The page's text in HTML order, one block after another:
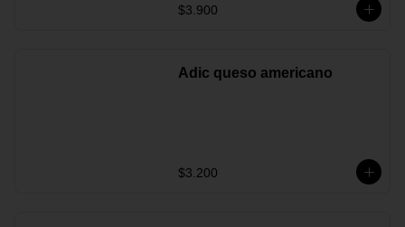
$3.900
Adic queso americano
$3.200